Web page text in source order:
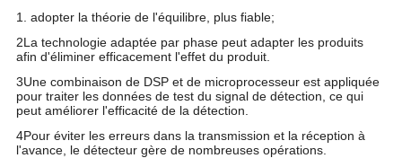
1. adopter la théorie de l'équilibre, plus fiable;
2La technologie adaptée par phase peut adapter les produits
afin d'éliminer efficacement l'effet du produit.
3Une combinaison de DSP et de microprocesseur est appliquée
pour traiter les données de test du signal de détection, ce qui
peut améliorer l'efficacité de la détection.
4Pour éviter les erreurs dans la transmission et la réception à
l'avance, le détecteur gère de nombreuses opérations.